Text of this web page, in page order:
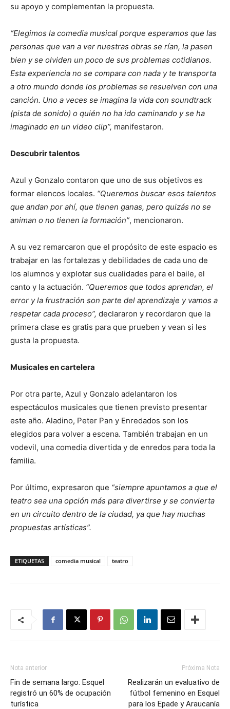
su apoyo y complementan la propuesta.
“Elegimos la comedia musical porque esperamos que las
personas que van a ver nuestras obras se rían, la pasen
bien y se olviden un poco de sus problemas cotidianos.
Esta experiencia no se compara con nada y te transporta
a otro mundo donde los problemas se resuelven con una
canción. Uno a veces se imagina la vida con soundtrack
(pista de sonido) o quién no ha ido caminando y se ha
imaginado en un video clip”, manifestaron.
Descubrir talentos
Azul y Gonzalo contaron que uno de sus objetivos es
formar elencos locales. “Queremos buscar esos talentos
que andan por ahí, que tienen ganas, pero quizás no se
animan o no tienen la formación”, mencionaron.
A su vez remarcaron que el propósito de este espacio es
trabajar en las fortalezas y debilidades de cada uno de
los alumnos y explotar sus cualidades para el baile, el
canto y la actuación. “Queremos que todos aprendan, el
error y la frustración son parte del aprendizaje y vamos a
respetar cada proceso”, declararon y recordaron que la
primera clase es gratis para que prueben y vean si les
gusta la propuesta.
Musicales en cartelera
Por otra parte, Azul y Gonzalo adelantaron los
espectáculos musicales que tienen previsto presentar
este año. Aladino, Peter Pan y Enredados son los
elegidos para volver a escena. También trabajan en un
vodevil, una comedia divertida y de enredos para toda la
familia.
Por último, expresaron que “siempre apuntamos a que el
teatro sea una opción más para divertirse y se convierta
en un circuito dentro de la ciudad, ya que hay muchas
propuestas artísticas”.
ETIQUETAS comedia musical teatro
Nota anterior
Fin de semana largo: Esquel
registró un 60% de ocupación
turística
Próxima Nota
Realizarán un evaluativo de
fútbol femenino en Esquel
para los Epade y Araucanía